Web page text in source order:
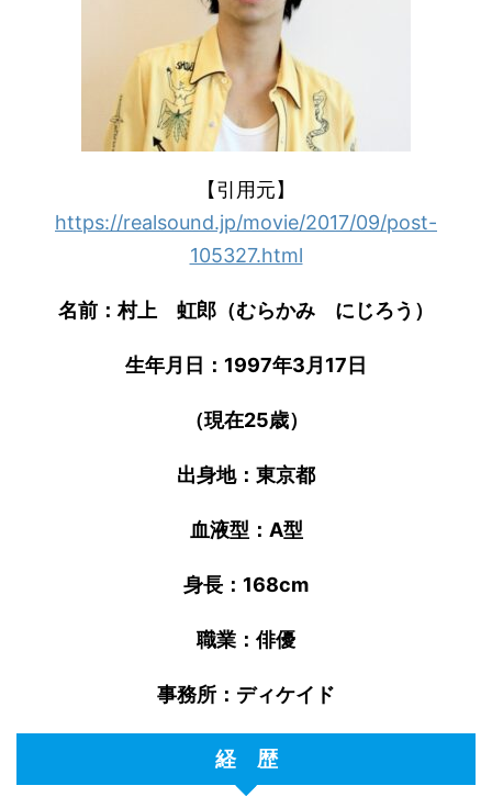
【引用元】
https://realsound.jp/movie/2017/09/post-
105327.html
名前：村上 虹郎（むらかみ にじろう）
生年月日：1997年3月17日
（現在25歳）
出身地：東京都
血液型：A型
身長：168cm
職業：俳優
事務所：ディケイド
経 歴